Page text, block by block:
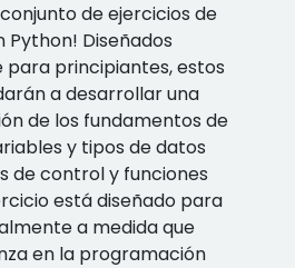
de ejercicios de
Diseñados
principiantes, estos
a desarrollar una
de los fundamentos de
y tipos de datos
de control y funciones
está diseñado para
a medida que
en la programación